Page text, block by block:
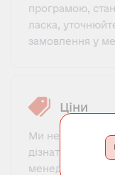
програмою,
ласка,
замовлення у
Ціни
Ми не
дізнатися ціну,
менеджером,